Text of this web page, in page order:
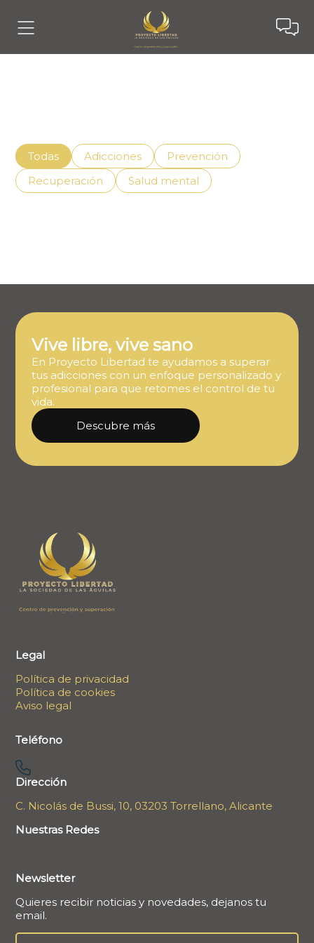
Todas Adicciones
Prevención
Recuperación
Salud mental
Vive libre, vive sano
En Proyecto Libertad te ayudamos a superar
tus adicciones con un enfoque personalizado y
profesional para que retomes el control de tu
vida.
Descubre más
Legal
Política de privacidad
Política de cookies
Aviso legal
Teléfono
Dirección
C. Nicolás de Bussi, 10, 03203 Torrellano, Alicante
Nuestras Redes
Newsletter
Quieres recibir noticias y novedades, dejanos tu
email.